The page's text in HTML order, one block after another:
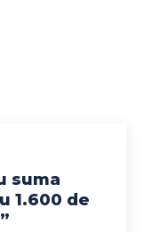
suma
1.600 de